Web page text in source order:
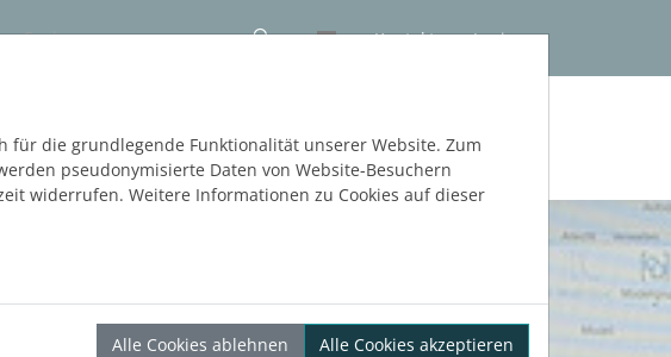
Kontakt
Login
KOSTENLOS TESTEN
für die grundlegende Funktionalität unserer Website. Zum
pseudonymisierte Daten von Website-Besuchern
widerrufen. Weitere Informationen zu Cookies auf dieser
Alle Cookies ablehnen Alle Cookies akzeptieren